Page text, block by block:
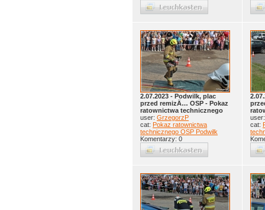
2.07.2023 - Podwilk, plac
przed remizÄ… OSP - Pokaz
ratownictwa technicznego
user: GrzegorzP
cat: Pokaz ratownictwa
technicznego OSP Podwilk
Komentarzy: 0
cat: